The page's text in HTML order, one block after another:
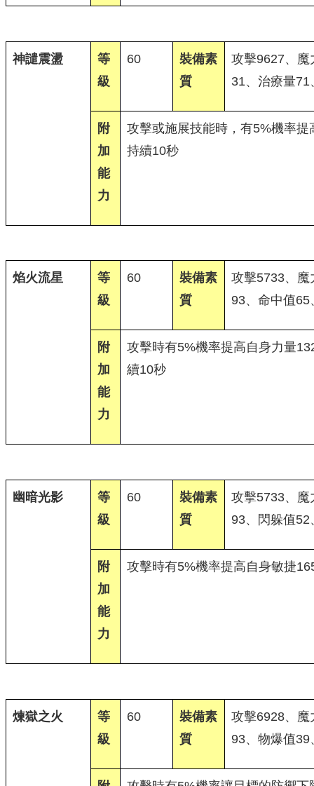
神譴震盪
等
級
60
裝備素
質
攻擊9627、魔
31、治療量
附
加
能
力
攻擊或施展技能時，有5%機率
持續10秒
焰火流星
等
級
60
裝備素
質
攻擊5733、魔
93、命中值65
附
加
能
力
攻擊時有5%機率提高自身力量
續10秒
幽暗光影
等
級
60
裝備素
質
攻擊5733、魔
93、閃躲值52
附
加
能
力
攻擊時有5%機率提高自身敏捷
煉獄之火
等
級
60
裝備素
質
攻擊6928、魔
93、物爆值39